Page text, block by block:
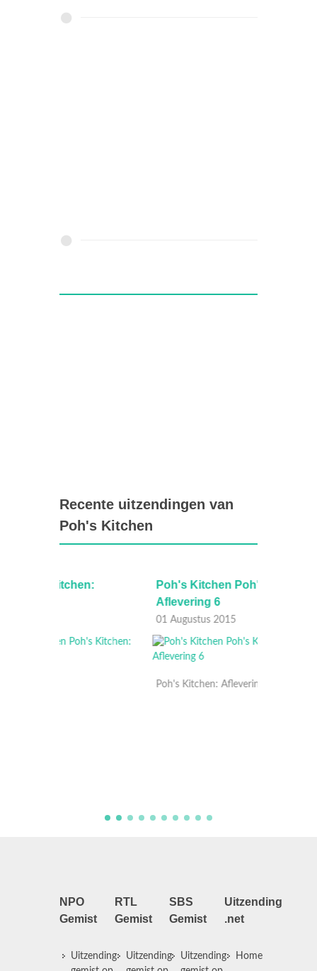
Recente uitzendingen van
Poh's Kitchen
Poh's Kitchen Poh's Kitchen:
Poh's Kitchen: Aflevering 6
NPO
Gemist
Uitzending
RTL
Gemist
Uitzending
SBS
Gemist
Uitzending
Uitzending
.net
Home